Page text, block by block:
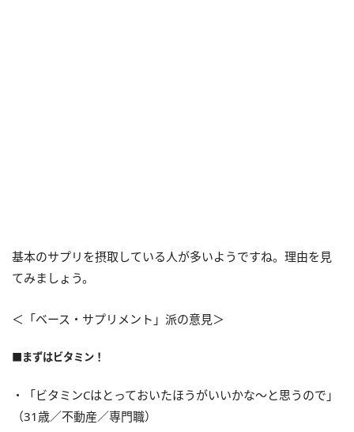
基本のサプリを摂取している人が多いようですね。理由を見
てみましょう。
＜「ベース・サプリメント」派の意見＞
■まずはビタミン！
・「ビタミンCはとっておいたほうがいいかな～と思うので」
（31歳／不動産／専門職）